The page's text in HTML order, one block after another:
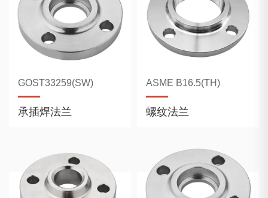
GOST33259(SW)
承插焊法兰
ASME B16.5(TH)
螺纹法兰